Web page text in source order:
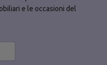
e le occasioni del